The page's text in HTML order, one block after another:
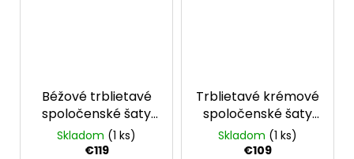
Béžové trblietavé
spoločenské šaty
na gumičku s
rukávmi
Skladom (1 ks)
€119
Trblietavé krémové
spoločenské šaty
pre moletky s
rukávmi
Skladom (1 ks)
€109